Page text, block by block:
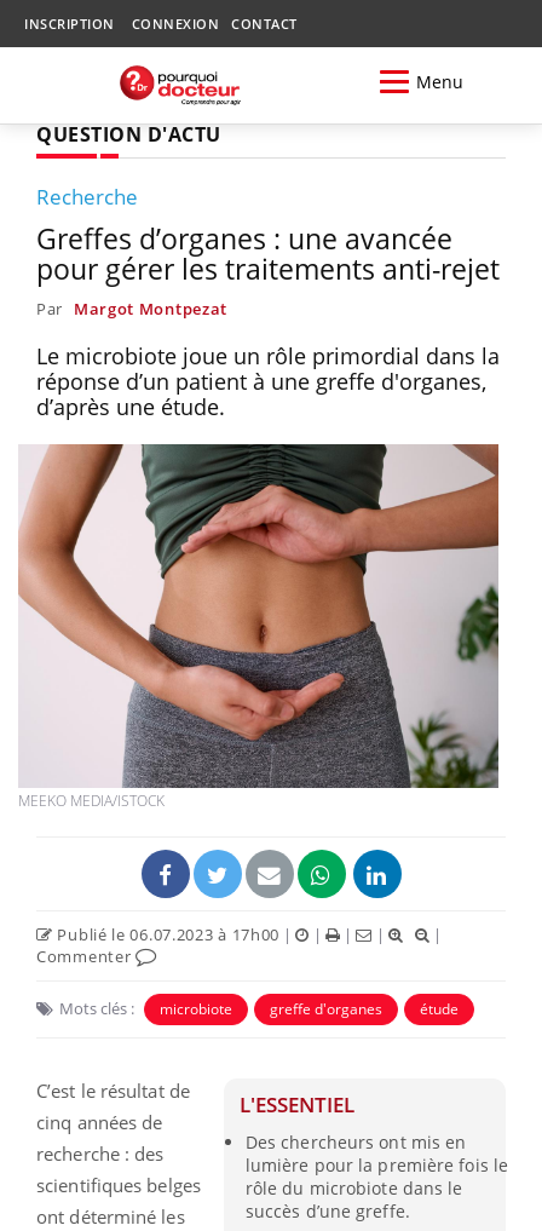
INSCRIPTION CONNEXION CONTACT
Menu
QUESTION D'ACTU
Recherche
Greffes d’organes : une avancée
pour gérer les traitements anti-rejet
Par Margot Montpezat
Le microbiote joue un rôle primordial dans la
réponse d’un patient à une greffe d'organes,
d’après une étude.
MEEKO MEDIA/ISTOCK
Publié le 06.07.2023 à 17h00 | | | |
|
Commenter
Mots clés : microbiote greffe d'organes étude
L'ESSENTIEL
Des chercheurs ont mis en
lumière pour la première fois le
rôle du microbiote dans le
succès d’une greffe.
C’est le résultat de
cinq années de
recherche : des
scientifiques belges
ont déterminé les